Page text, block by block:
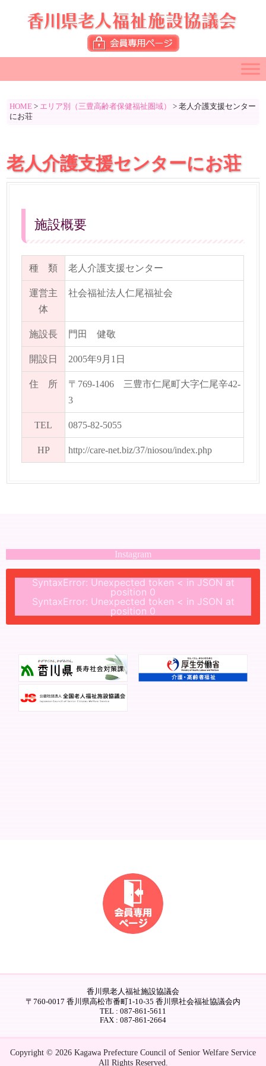
HOME > エリア別（三豊高齢者保健福祉圏域） >老人介護支援センター
にお荘
老人介護支援センターにお荘
施設概要
種 類 老人介護支援センター
運営主
体
社会福祉法人仁尾福祉会
施設長 門田 健敬
開設日 2005年9月1日
住 所
〒769-1406 三豊市仁尾町大字仁尾辛42-
3
TEL 0875-82-5055
HP http://care-net.biz/37/niosou/index.php
Instagram
SyntaxError: Unexpected token < in JSON at
position 0
SyntaxError: Unexpected token < in JSON at
position 0
香川県老人福祉施設協議会
〒760-0017 香川県高松市番町1-10-35 香川県社会福祉協議会内
TEL : 087-861-5611
FAX : 087-861-2664
Copyright © 2026 Kagawa Prefecture Council of Senior Welfare Service
All Rights Reserved.